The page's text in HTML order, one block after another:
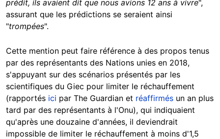
prédit, ils avaient dit que nous avions 12 ans à vivre",
assurant que les prédictions se seraient ainsi
"trompées".
Cette mention peut faire référence à des propos tenus
par des représentants des Nations unies en 2018,
s'appuyant sur des scénarios présentés par les
scientifiques du Giec pour limiter le réchauffement
(rapportés ici par The Guardian et réaffirmés un an plus
tard par des représentants à l'Onu), qui indiquaient
qu'après une douzaine d'années, il deviendrait
impossible de limiter le réchauffement à moins d'1,5